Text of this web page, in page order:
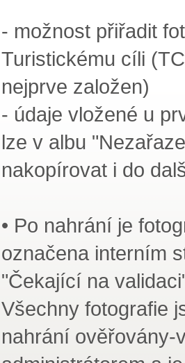
- možnost přiřadit
Turistickému cíli
nejprve založen)
- údaje vložené u
lze v albu
nakopírovat i do
• Po nahrání je
označena interním
"Čekající na
Všechny fotografie
nahrání ověřovány-